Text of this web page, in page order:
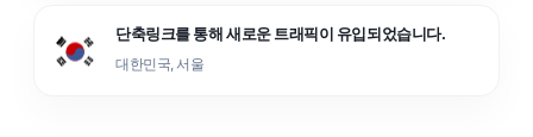
단축링크를 통해 새로운 트래픽이 유입되었습니다.
대한민국, 서울